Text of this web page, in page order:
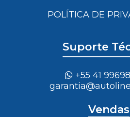
POLÍTICA DE
Suporte
+55 41
Vendas